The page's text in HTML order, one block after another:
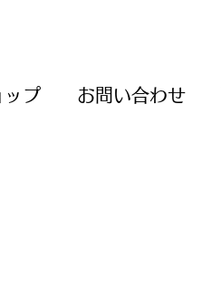
ップ お問い合わせ